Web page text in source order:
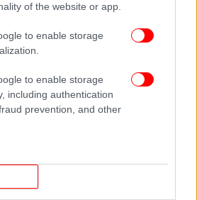
of the website or app.
to enable storage
to enable storage
including authentication
prevention, and other